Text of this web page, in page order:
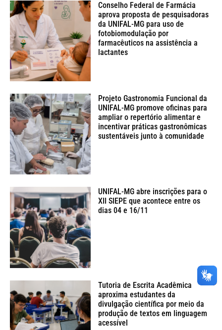
Conselho Federal de Farmácia
aprova proposta de pesquisadoras
da UNIFAL-MG para uso de
fotobiomodulação por
farmacêuticos na assistência a
lactantes
Projeto Gastronomia Funcional da
UNIFAL-MG promove oficinas para
ampliar o repertório alimentar e
incentivar práticas gastronômicas
sustentáveis junto à comunidade
UNIFAL-MG abre inscrições para o
XII SIEPE que acontece entre os
dias 04 e 16/11
Tutoria de Escrita Acadêmica
aproxima estudantes da
divulgação científica por meio da
produção de textos em linguagem
acessível